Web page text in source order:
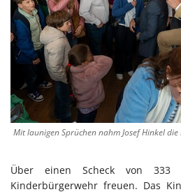
Mit launigen Sprüchen nahm Josef Hinkel
Über einen Scheck von
Kinderbürgerwehr freuen. Das